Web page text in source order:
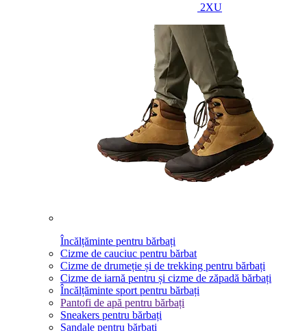
2XU
Încălțăminte pentru bărbați
Cizme de cauciuc pentru bărbat
Cizme de drumeție și de trekking pentru bărbați
Cizme de iarnă pentru și cizme de zăpadă bărbați
Încălțăminte sport pentru bărbați
Pantofi de apă pentru bărbați
Sneakers pentru bărbați
Sandale pentru bărbați